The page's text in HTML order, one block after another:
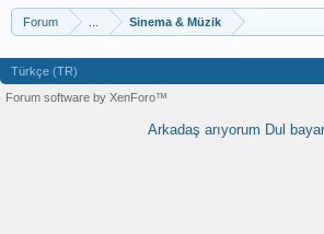
Forum Sinema & Müzik
Türkçe (TR)
Forum software by XenForo™
Arkadaş arıyorum Dul